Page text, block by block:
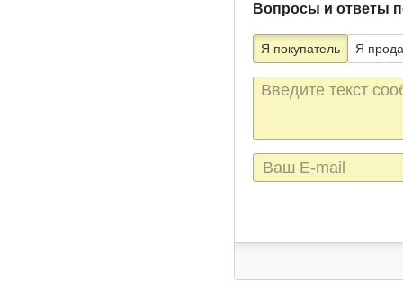
Вопросы и ответы
Я покупатель Я
Текст
сообщения
E-
mail